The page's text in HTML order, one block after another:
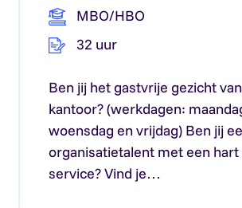
MBO/HBO
32 uur
Ben jij het gastvrije gezicht
kantoor? (werkdagen:
woensdag en vrijdag) Ben jij
organisatietalent met een
service? Vind je…